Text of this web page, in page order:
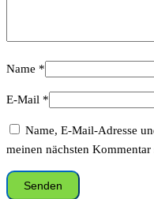
Name *
E-Mail *
Name, E-Mail-Adresse
meinen nächsten Kommentar